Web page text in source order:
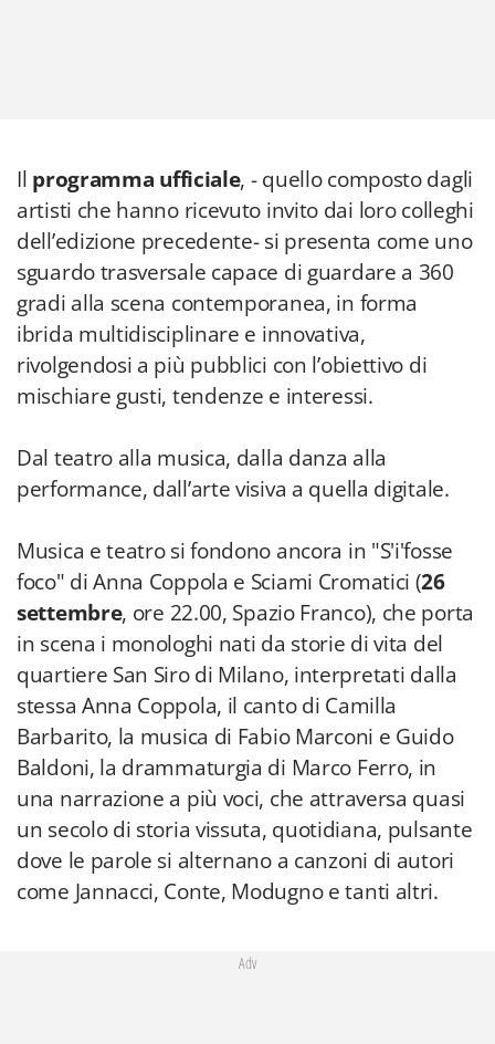
Il programma ufficiale, - quello composto dagli
artisti che hanno ricevuto invito dai loro colleghi
dell’edizione precedente- si presenta come uno
sguardo trasversale capace di guardare a 360
gradi alla scena contemporanea, in forma
ibrida multidisciplinare e innovativa,
rivolgendosi a più pubblici con l’obiettivo di
mischiare gusti, tendenze e interessi.
Dal teatro alla musica, dalla danza alla
performance, dall’arte visiva a quella digitale.
Musica e teatro si fondono ancora in "S'i'fosse
foco" di Anna Coppola e Sciami Cromatici (26
settembre, ore 22.00, Spazio Franco), che porta
in scena i monologhi nati da storie di vita del
quartiere San Siro di Milano, interpretati dalla
stessa Anna Coppola, il canto di Camilla
Barbarito, la musica di Fabio Marconi e Guido
Baldoni, la drammaturgia di Marco Ferro, in
una narrazione a più voci, che attraversa quasi
un secolo di storia vissuta, quotidiana, pulsante
dove le parole si alternano a canzoni di autori
come Jannacci, Conte, Modugno e tanti altri.
Adv